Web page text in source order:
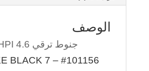
الوصف
جنوط ترقي 4.6 HPI
SPOKE BLACK